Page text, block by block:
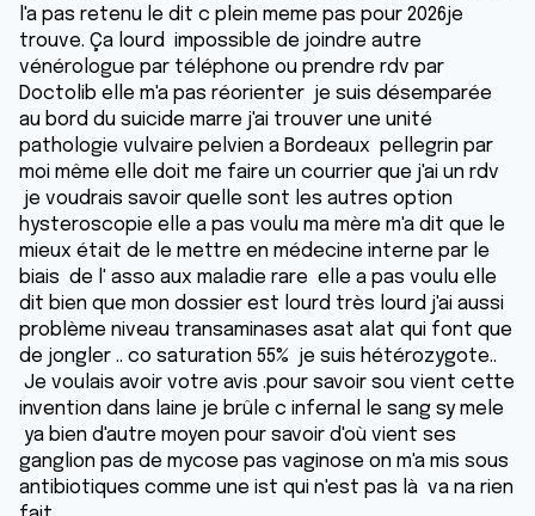
l'a pas retenu le dit c plein meme pas pour 2026je
trouve. Ça lourd impossible de joindre autre
vénérologue par téléphone ou prendre rdv par
Doctolib elle m'a pas réorienter je suis désemparée
au bord du suicide marre j'ai trouver une unité
pathologie vulvaire pelvien a Bordeaux pellegrin par
moi même elle doit me faire un courrier que j'ai un rdv
je voudrais savoir quelle sont les autres option
hysteroscopie elle a pas voulu ma mère m'a dit que le
mieux était de le mettre en médecine interne par le
biais de l' asso aux maladie rare elle a pas voulu elle
dit bien que mon dossier est lourd très lourd j'ai aussi
problème niveau transaminases asat alat qui font que
de jongler .. co saturation 55% je suis hétérozygote..
Je voulais avoir votre avis .pour savoir sou vient cette
invention dans laine je brûle c infernal le sang sy mele
ya bien d'autre moyen pour savoir d'où vient ses
ganglion pas de mycose pas vaginose on m'a mis sous
antibiotiques comme une ist qui n'est pas là va na rien